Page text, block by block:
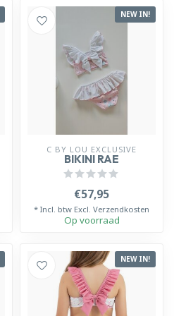
NEW IN!
C BY LOU EXCLUSIVE
BIKINI RAE
€57,95
* Incl. btw Excl. Verzendkosten
Op voorraad
NEW IN!